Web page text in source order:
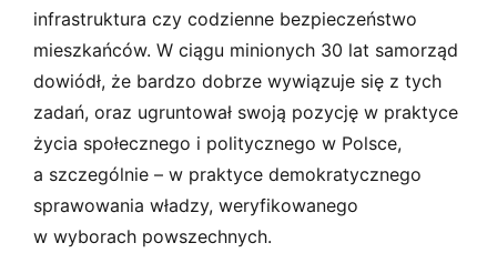
infrastruktura czy codzienne bezpieczeństwo
mieszkańców. W ciągu minionych 30 lat samorząd
dowiódł, że bardzo dobrze wywiązuje się z tych
zadań, oraz ugruntował swoją pozycję w praktyce
życia społecznego i politycznego w Polsce,
a szczególnie – w praktyce demokratycznego
sprawowania władzy, weryfikowanego
w wyborach powszechnych.